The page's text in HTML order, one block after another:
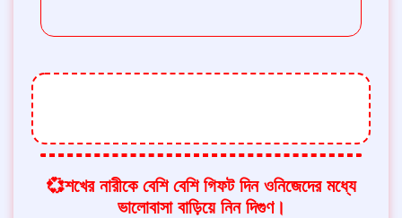
💞শখের নারীকে বেশি বেশি গিফট দিন ওনিজেদের মধ্যে
ভালোবাসা বাড়িয়ে নিন দিগুণ।